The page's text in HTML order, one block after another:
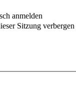
anmelden
Sitzung verbergen